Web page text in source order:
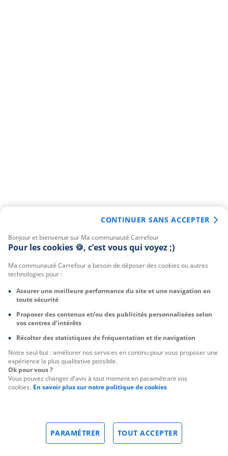
Bonjour et bienvenue sur Ma communauté Carrefour
Pour les cookies 🍪, c’est vous qui voyez ;)
Ma communauté Carrefour a besoin de déposer des cookies ou autres
technologies pour :
Assurer une meilleure performance du site et une navigation en
toute sécurité
Proposer des contenus et/ou des publicités personnalisées selon
vos centres d’intérêts
Récolter des statistiques de fréquentation et de navigation
Notre seul but : améliorer nos services en continu pour vous proposer une
expérience la plus qualitative possible.
Ok pour vous ?
Vous pouvez changer d'avis à tout moment en paramétrant vos
cookies. En savoir plus sur notre politique de cookies
TOUT ACCEPTER
PARAMÉTRER
CONTINUER SANS ACCEPTER